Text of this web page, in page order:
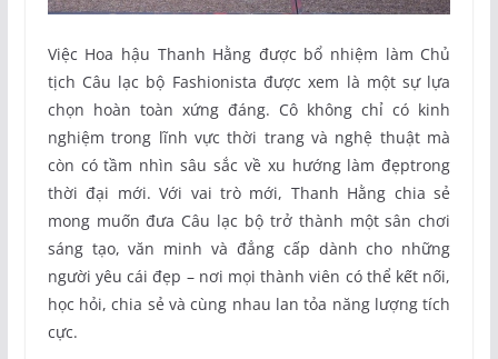
Việc Hoa hậu Thanh Hằng được bổ nhiệm làm Chủ
tịch Câu lạc bộ Fashionista được xem là một sự lựa
chọn hoàn toàn xứng đáng. Cô không chỉ có kinh
nghiệm trong lĩnh vực thời trang và nghệ thuật mà
còn có tầm nhìn sâu sắc về xu hướng làm đẹptrong
thời đại mới. Với vai trò mới, Thanh Hằng chia sẻ
mong muốn đưa Câu lạc bộ trở thành một sân chơi
sáng tạo, văn minh và đẳng cấp dành cho những
người yêu cái đẹp – nơi mọi thành viên có thể kết nối,
học hỏi, chia sẻ và cùng nhau lan tỏa năng lượng tích
cực.